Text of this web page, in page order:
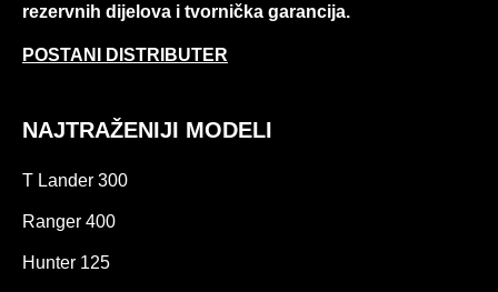
rezervnih dijelova i tvornička garancija.
POSTANI DISTRIBUTER
NAJTRAŽENIJI MODELI
T Lander 300
Ranger 400
Hunter 125